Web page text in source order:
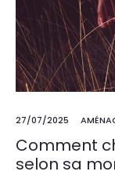
27/07/2025
Comment
selon sa